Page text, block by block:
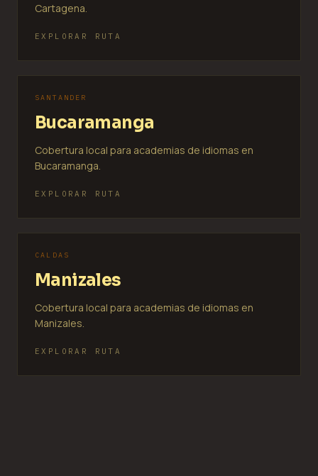
Cartagena.
EXPLORAR RUTA
SANTANDER
Bucaramanga
Cobertura local para academias de idiomas en
Bucaramanga.
EXPLORAR RUTA
CALDAS
Manizales
Cobertura local para academias de idiomas en
Manizales.
EXPLORAR RUTA